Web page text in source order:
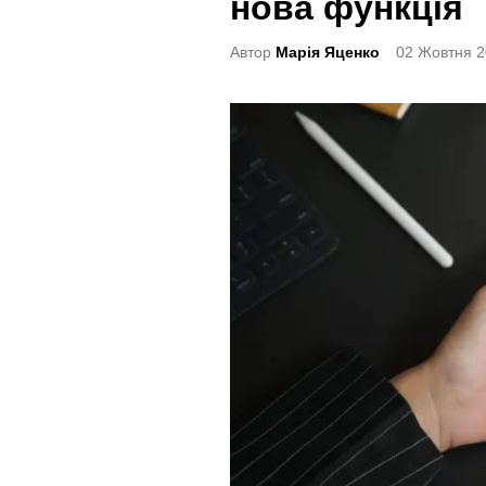
i
Автор Марія Яценко 02 Жовтня